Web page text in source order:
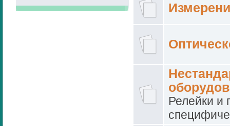
Релейки и